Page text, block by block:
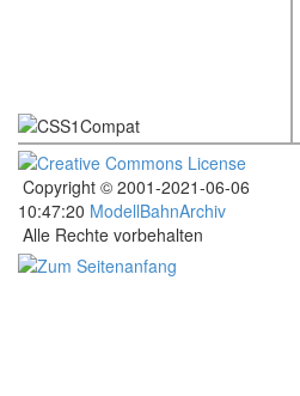
Copyright © 2001-2021-06-06
10:47:20 ModellBahnArchiv
Alle Rechte vorbehalten